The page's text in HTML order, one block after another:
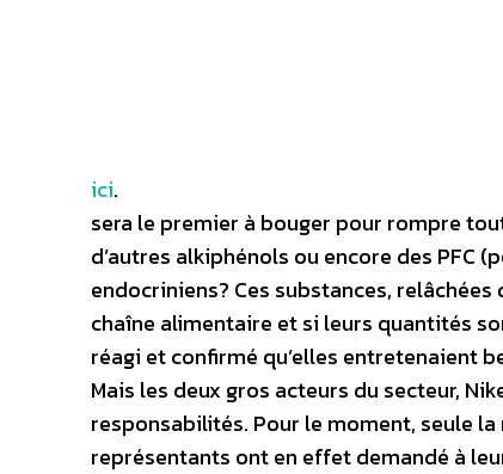
ici.
sera le premier à bouger pour rompre
d’autres alkiphénols ou encore des
endocriniens? Ces substances,
chaîne alimentaire et si leurs quantités
réagi et confirmé qu’elles entretenaient
Mais les deux gros acteurs du secteur,
responsabilités. Pour le moment, seule
représentants ont en effet demandé à